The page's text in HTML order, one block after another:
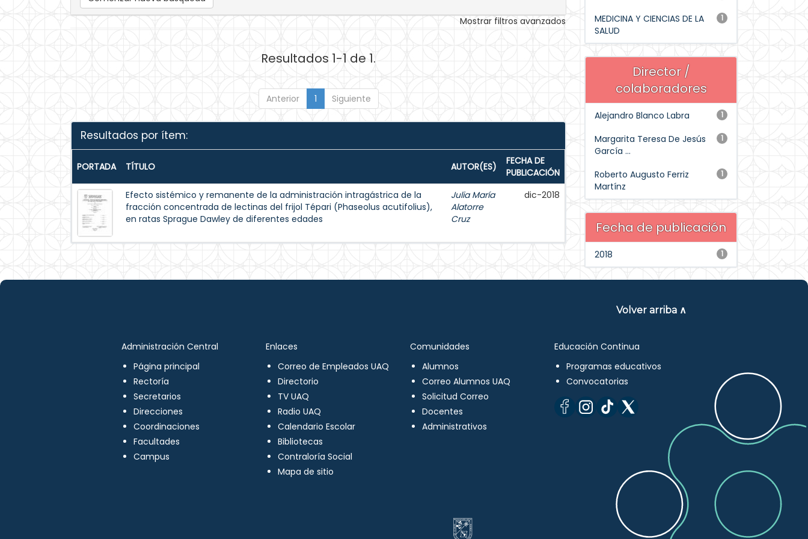
Mostrar filtros avanzados
Resultados 1-1 de 1.
Anterior 1 Siguiente
Resultados por ítem:
PORTADA TÍTULO AUTOR(ES)
FECHA DE
PUBLICACIÓN
Efecto sistémico y remanente de la administración intragástrica de la
fracción concentrada de lectinas del frijol Tépari (Phaseolus acutifolius),
en ratas Sprague Dawley de diferentes edades
Julia María
Alatorre
Cruz
dic-2018
1
MEDICINA Y CIENCIAS DE LA
SALUD
Director /
colaboradores
1
Alejandro Blanco Labra
1
Margarita Teresa De Jesús
García ...
1
Roberto Augusto Ferriz
Martínz
Fecha de publicación
1
2018
Volver arriba ∧
Administración Central
Página principal
Rectoría
Secretarios
Direcciones
Coordinaciones
Facultades
Campus
Enlaces
Correo de Empleados UAQ
Directorio
TV UAQ
Radio UAQ
Calendario Escolar
Bibliotecas
Contraloría Social
Mapa de sitio
Comunidades
Alumnos
Correo Alumnos UAQ
Solicitud Correo
Docentes
Administrativos
Educación Continua
Programas educativos
Convocatorias